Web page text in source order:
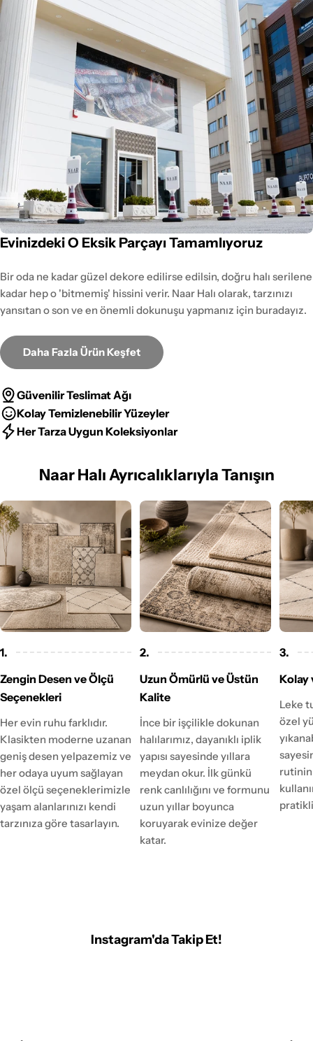
Evinizdeki O Eksik Parçayı Tamamlıyoruz
Bir oda ne kadar güzel dekore edilirse edilsin, doğru halı serilene
kadar hep o 'bitmemiş' hissini verir. Naar Halı olarak, tarzınızı
yansıtan o son ve en önemli dokunuşu yapmanız için buradayız.
Daha Fazla Ürün Keşfet
Güvenilir Teslimat Ağı
Kolay Temizlenebilir Yüzeyler
Her Tarza Uygun Koleksiyonlar
Naar Halı Ayrıcalıklarıyla Tanışın
1.
Zengin Desen ve Ölçü
Seçenekleri
Her evin ruhu farklıdır.
Klasikten moderne uzanan
geniş desen yelpazemiz ve
her odaya uyum sağlayan
özel ölçü seçeneklerimizle
yaşam alanlarınızı kendi
tarzınıza göre tasarlayın.
2.
Uzun Ömürlü ve Üstün
Kalite
İnce bir işçilikle dokunan
halılarımız, dayanıklı iplik
yapısı sayesinde yıllara
meydan okur. İlk günkü
renk canlılığını ve formunu
uzun yıllar boyunca
koruyarak evinize değer
katar.
3.
Kolay
Leke
özel
Instagram'da Takip Et!